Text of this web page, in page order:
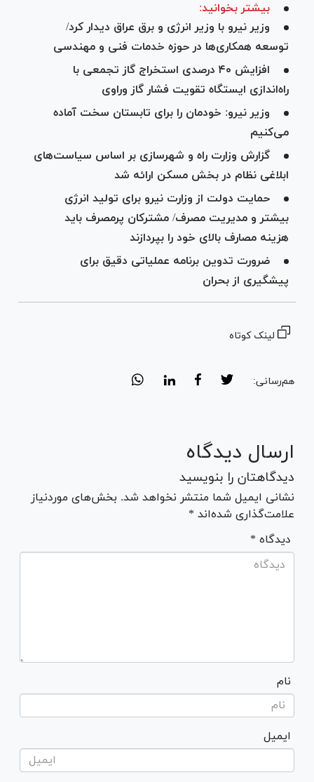
بیشتر بخوانید:
وزیر نیرو با وزیر انرژی و برق عراق دیدار کرد/
توسعه همکاری‌ها در حوزه خدمات فنی و مهندسی
افزایش ۴۰ درصدی استخراج گاز تجمعی با
راه‌اندازی ایستگاه تقویت فشار گاز وراوی
وزیر نیرو: خودمان را برای تابستان سخت آماده
می‌کنیم
گزارش وزارت راه و شهرسازی بر اساس سیاست‌های
ابلاغی نظام در بخش مسکن ارائه شد
حمایت دولت از وزارت نیرو برای تولید انرژی
بیشتر و مدیریت مصرف/ مشترکان پرمصرف باید
هزینه مصارف بالای خود را بپردازند
ضرورت تدوین برنامه عملیاتی دقیق برای
پیشگیری از بحران
لینک کوتاه
هم‌رسانی:
ارسال دیدگاه
دیدگاهتان را بنویسید
نشانی ایمیل شما منتشر نخواهد شد. بخش‌های موردنیاز
علامت‌گذاری شده‌اند *
* دیدگاه
نام
ایمیل